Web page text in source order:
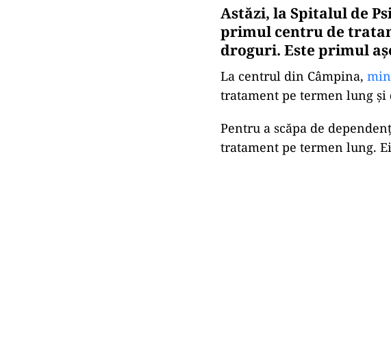
Astăzi, la Spitalul de
primul centru de
droguri. Este primul
La centrul din Câmpina,
tratament pe termen lung
Pentru a scăpa de
tratament pe termen lung.